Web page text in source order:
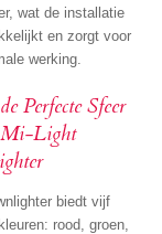
wat de installatie
en zorgt voor
werking.
Perfecte Sfeer
Mi-Light
biedt vijf
rood, groen,